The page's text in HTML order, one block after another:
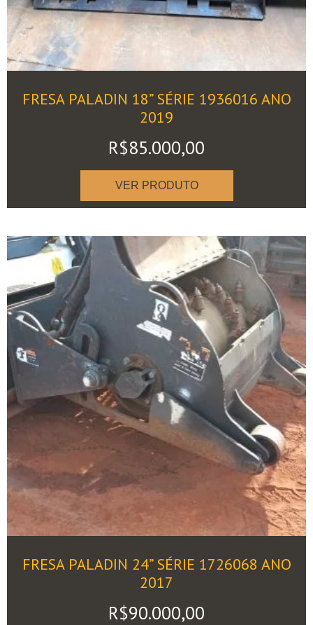
FRESA PALADIN 18” SÉRIE 1936016 ANO
2019
R$85.000,00
VER PRODUTO
FRESA PALADIN 24” SÉRIE 1726068 ANO
2017
R$90.000,00